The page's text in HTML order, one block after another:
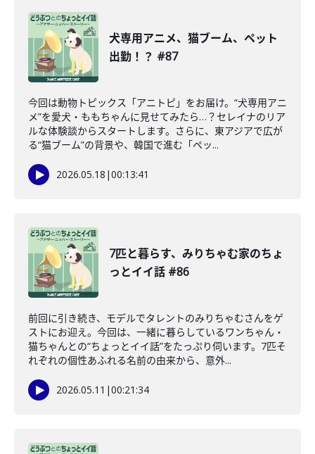
犬専用アニメ、猫ブーム、ペット
出勤！？ #87
今回は動物トピックス「アニトピ」をお届け。“犬専用アニ
メ”を愛犬・ももちゃんに見せてみたら…？セレイナのリア
ルな体験談からスタートします。さらに、東アジアで広が
る“猫ブーム”の背景や、韓国で進む「ペッ...
2026.05.18 |00:13:41
7匹と暮らす、みりちゃむ家のちょ
っとイイ話 #86
前回に引き続き、モデルでタレントのみりちゃむさんをゲ
ストにお迎え。今回は、一緒に暮らしているワンちゃん・
猫ちゃんとの“ちょっとイイ話”をたっぷり伺います。7匹そ
れぞれの個性あふれる名前の由来から、意外...
2026.05.11 |00:21:34